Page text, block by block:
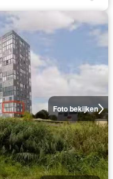
Foto bekijken